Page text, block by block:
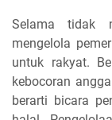
Selama tidak
mengelola
untuk rakyat.
kebocoran
berarti bicara